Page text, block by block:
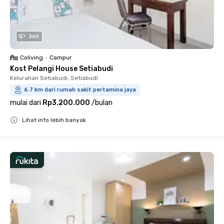
360
Coliving • Campur
Kost Pelangi House Setiabudi
Kelurahan Setiabudi, Setiabudi
6.7 km dari rumah sakit pertamina jaya
mulai dari Rp3.200.000 /bulan
Lihat info lebih banyak